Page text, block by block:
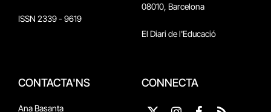
ISSN 2339 - 9619
08010, Barcelona
El Diari de l'Educació
CONTACTA'NS
Ana Basanta
CONNECTA